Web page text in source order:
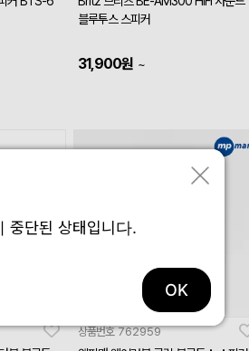
블루투스 스피커
31,900원 ~
상품번호762959
중단된 상태입니다.
OK